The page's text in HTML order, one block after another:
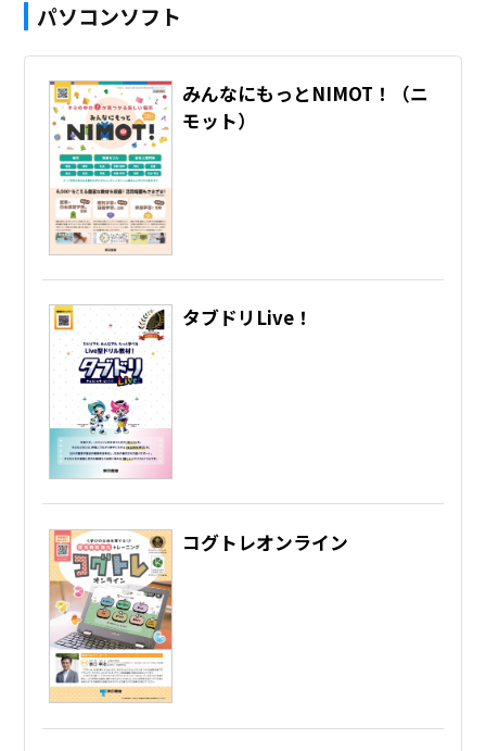
パソコンソフト
みんなにもっとNIMOT！（ニ
モット）
タブドリLive！
コグトレオンライン